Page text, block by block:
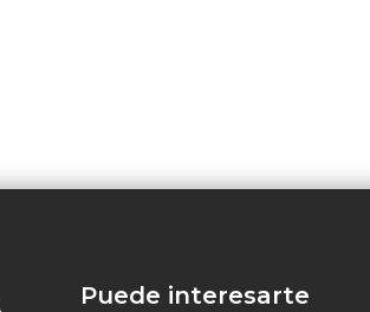
Puede interesarte